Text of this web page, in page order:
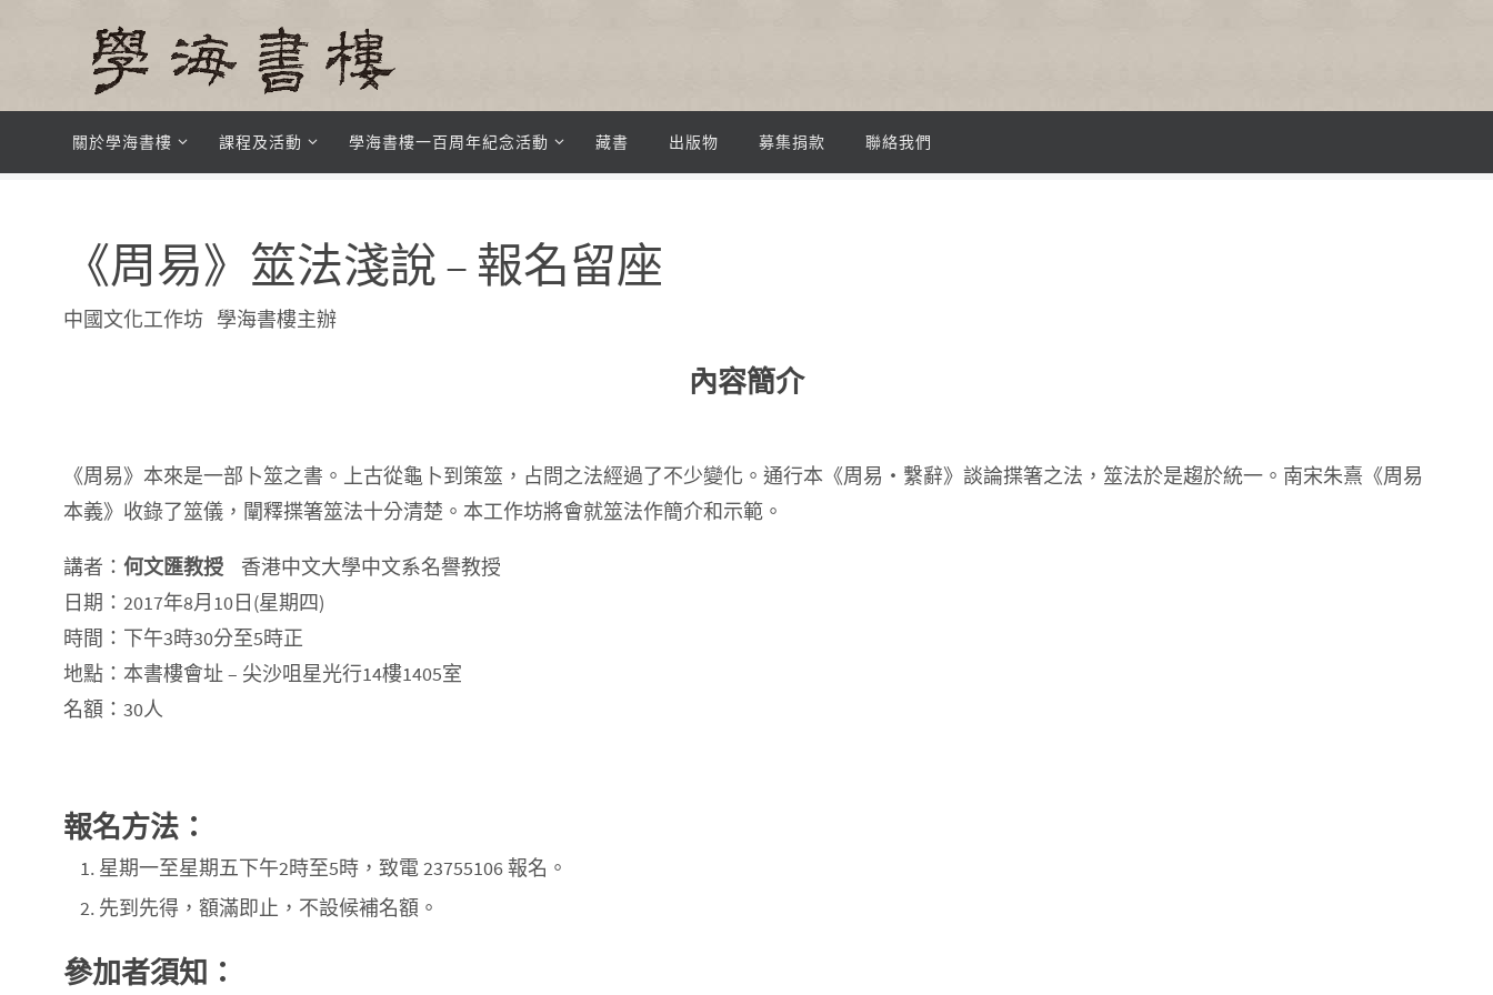
content
關於學海書樓 課程及活動 學海書樓一百周年紀念活動 藏書 出版物 募集捐款 聯絡我們
Home課程及活動 中國文化講座系列 工作坊時間表 2017 《周易》筮法淺說 – 報名留座
《周易》筮法淺說 – 報名留座
中國文化工作坊 學海書樓主辦
內容簡介
《周易》本來是一部卜筮之書。上古從龜卜到策筮，占問之法經過了不少變化。通行本《周易・繫辭》談論揲箸之法，筮法於是趨於統一。南宋朱熹《周易
本義》收錄了筮儀，闡釋揲箸筮法十分清楚。本工作坊將會就筮法作簡介和示範。
講者： 何文匯教授 香港中文大學中文系名譽教授
日期：2017年8月10日(星期四)
時間：下午3時30分至5時正
地點：本書樓會址 – 尖沙咀星光行14樓1405室
名額：30人
報名方法：
星期一至星期五下午2時至5時，致電 23755106 報名。
先到先得，額滿即止，不設候補名額。
參加者須知：